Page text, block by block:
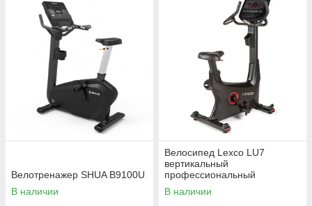
Велотренажер SHUA B9100U
В наличии
Велосипед Lexco LU7
вертикальный
профессиональный
В наличии